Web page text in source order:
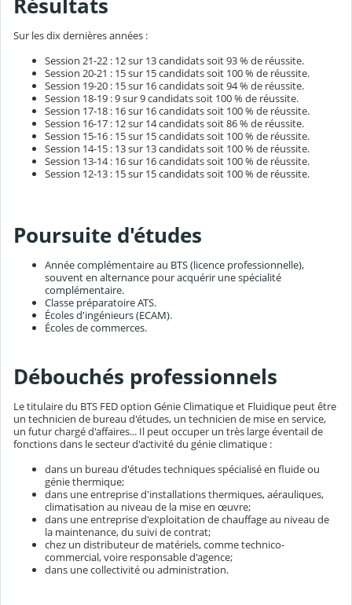
Résultats
Sur les dix dernières années :
Session 21-22 : 12 sur 13 candidats soit 93 % de réussite.
Session 20-21 : 15 sur 15 candidats soit 100 % de réussite.
Session 19-20 : 15 sur 16 candidats soit 94 % de réussite.
Session 18-19 : 9 sur 9 candidats soit 100 % de réussite.
Session 17-18 : 16 sur 16 candidats soit 100 % de réussite.
Session 16-17 : 12 sur 14 candidats soit 86 % de réussite.
Session 15-16 : 15 sur 15 candidats soit 100 % de réussite.
Session 14-15 : 13 sur 13 candidats soit 100 % de réussite.
Session 13-14 : 16 sur 16 candidats soit 100 % de réussite.
Session 12-13 : 15 sur 15 candidats soit 100 % de réussite.
Poursuite d'études
Année complémentaire au BTS (licence professionnelle),
souvent en alternance pour acquérir une spécialité
complémentaire.
Classe préparatoire ATS.
Écoles d'ingénieurs (ECAM).
Écoles de commerces.
Débouchés professionnels
Le titulaire du BTS FED option Génie Climatique et Fluidique peut être
un technicien de bureau d'études, un technicien de mise en service,
un futur chargé d'affaires... Il peut occuper un très large éventail de
fonctions dans le secteur d'activité du génie climatique :
dans un bureau d'études techniques spécialisé en fluide ou
génie thermique;
dans une entreprise d'installations thermiques, aérauliques,
climatisation au niveau de la mise en œuvre;
dans une entreprise d'exploitation de chauffage au niveau de
la maintenance, du suivi de contrat;
chez un distributeur de matériels, comme technico-
commercial, voire responsable d'agence;
dans une collectivité ou administration.